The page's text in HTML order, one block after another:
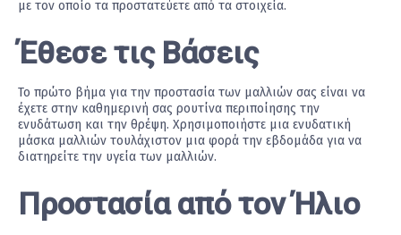
με τον οποίο τα προστατεύετε από τα στοιχεία.
Έθεσε τις Βάσεις
Το πρώτο βήμα για την προστασία των μαλλιών σας είναι να
έχετε στην καθημερινή σας ρουτίνα περιποίησης την
ενυδάτωση και την θρέψη. Χρησιμοποιήστε μια ενυδατική
μάσκα μαλλιών τουλάχιστον μια φορά την εβδομάδα για να
διατηρείτε την υγεία των μαλλιών.
Προστασία από τον Ήλιο